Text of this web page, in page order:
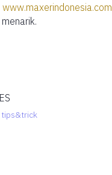
www.maxerindonesia.com
tips&trick